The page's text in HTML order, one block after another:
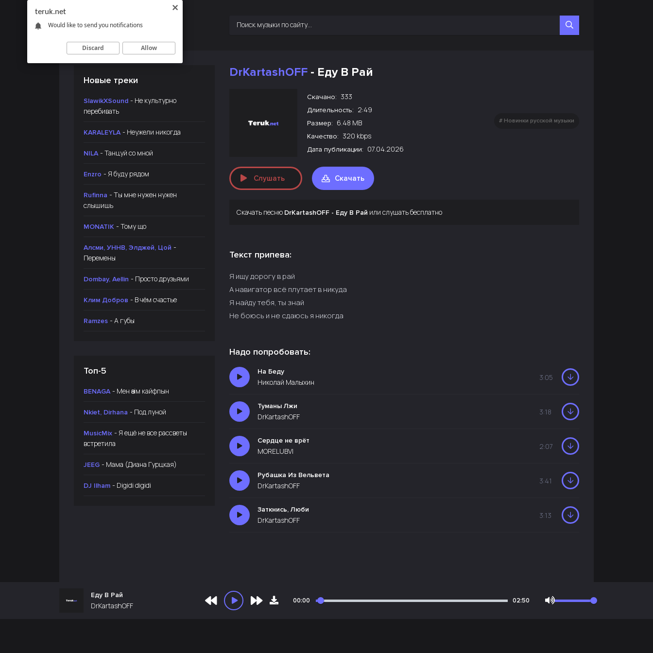
Новые треки
SlawikXSound - Не культурно
перебивать
KARALEYLA - Неужели никогда
NILA - Танцуй со мной
Enzro - Я буду рядом
Rufinna - Ты мне нужен нужен
слышишь
MONATIK - Тому що
Алсми, УННВ, Элджей, Цой -
Перемены
Dombay, Aellin - Просто друзьями
Клим Добров - В чём счастье
Ramzes - А губы
Топ-5
BENAGA - Мен өзім кайфпын
Nkiet, Dirhana - Под луной
MusicMix - Я ещё не все рассветы
встретила
JEEG - Мама (Диана Гурцкая)
DJ Ilham - Digidi digidi
DrKartashOFF - Еду В Рай
Скачано: 333
Длительность: 2:49
Размер: 6.48 MB
Качество: 320 kbps
Дата публикации: 07.04.2026
Новинки русской музыки
Слушать Скачать
Скачать песню DrKartashOFF - Еду В Рай или слушать бесплатно
Текст припева:
Я ищу дорогу в рай
А навигатор всё плутает в никуда
Я найду тебя, ты знай
Не боюсь и не сдаюсь я никогда
Надо попробовать:
На Беду
Николай Малыхин
3:05
Туманы Лжи
DrKartashOFF
3:18
Сердце не врёт
MORELUBVI
2:07
Рубашка Из Вельвета
DrKartashOFF
3:41
Заткнись, Люби
DrKartashOFF
3:13
Еду В Рай
DrKartashOFF
00:00 02:50
teruk.net
Would like to send you notifications
Discard Allow